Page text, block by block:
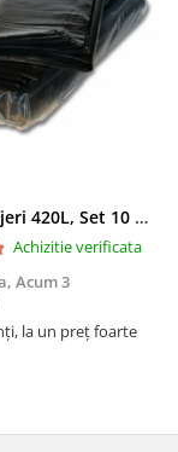
Saci menajeri 420L, Set 10 bucati
Achizitie verificata
Acum 3
la un preț foarte